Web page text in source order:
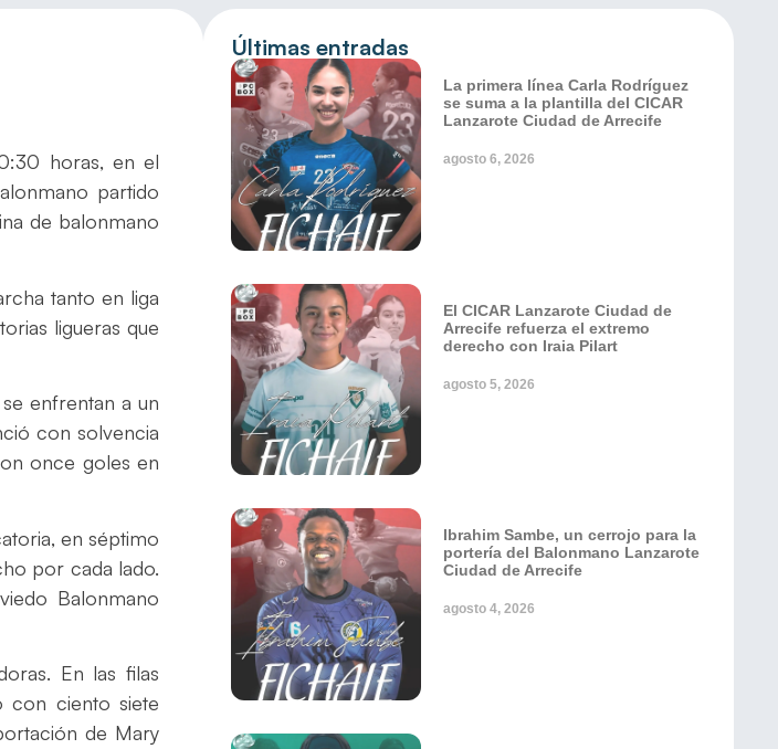
horas, en el
partido
de balonmano
tanto en liga
ligueras que
enfrentan a un
con solvencia
once goles en
en séptimo
por cada lado.
Balonmano
En las filas
con ciento siete
de Mary
Últimas entradas
La primera línea Carla Rodríguez
se suma a la plantilla del CICAR
Lanzarote Ciudad de Arrecife
agosto 6, 2026
El CICAR Lanzarote Ciudad de
Arrecife refuerza el extremo
derecho con Iraia Pilart
agosto 5, 2026
Ibrahim Sambe, un cerrojo para la
portería del Balonmano Lanzarote
Ciudad de Arrecife
agosto 4, 2026